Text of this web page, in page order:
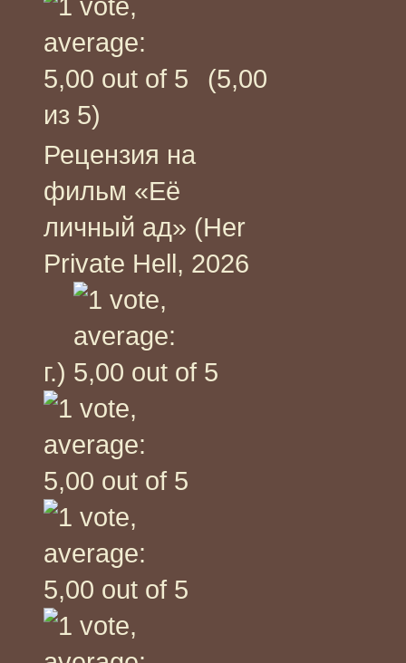
(5,00
из 5)
Рецензия на
фильм «Её
личный ад» (Her
Private Hell, 2026
г.)